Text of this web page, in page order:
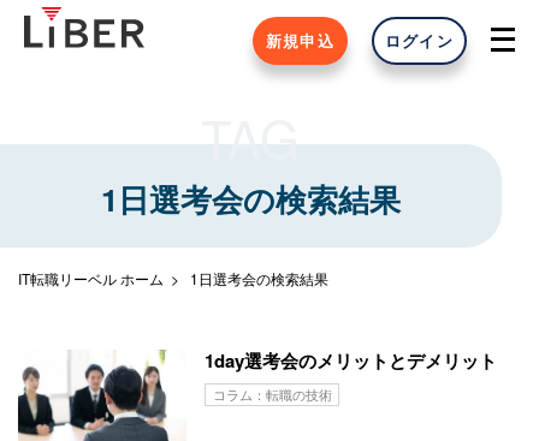
新規申込 ログイン
TAG
1日選考会の検索結果
IT転職リーベル ホーム 1日選考会の検索結果
1day選考会のメリットとデメリット
コラム：転職の技術